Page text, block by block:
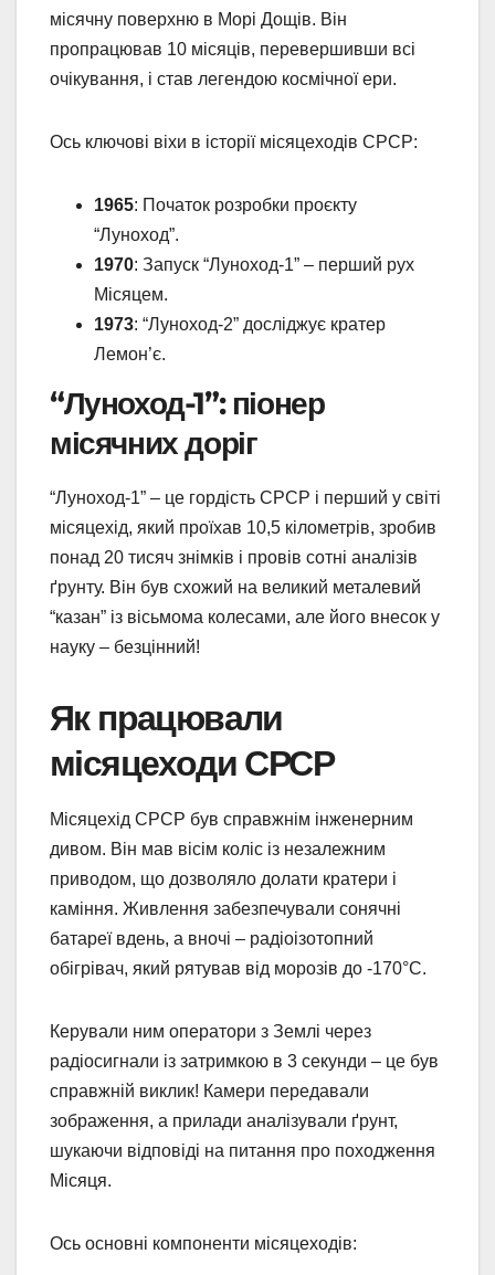
місячну поверхню в Морі Дощів. Він
пропрацював 10 місяців, перевершивши всі
очікування, і став легендою космічної ери.
Ось ключові віхи в історії місяцеходів СРСР:
1965: Початок розробки проєкту
“Луноход”.
1970: Запуск “Луноход-1” – перший рух
Місяцем.
1973: “Луноход-2” досліджує кратер
Лемон’є.
“Луноход-1”: піонер
місячних доріг
“Луноход-1” – це гордість СРСР і перший у світі
місяцехід, який проїхав 10,5 кілометрів, зробив
понад 20 тисяч знімків і провів сотні аналізів
ґрунту. Він був схожий на великий металевий
“казан” із вісьмома колесами, але його внесок у
науку – безцінний!
Як працювали
місяцеходи СРСР
Місяцехід СРСР був справжнім інженерним
дивом. Він мав вісім коліс із незалежним
приводом, що дозволяло долати кратери і
каміння. Живлення забезпечували сонячні
батареї вдень, а вночі – радіоізотопний
обігрівач, який рятував від морозів до -170°C.
Керували ним оператори з Землі через
радіосигнали із затримкою в 3 секунди – це був
справжній виклик! Камери передавали
зображення, а прилади аналізували ґрунт,
шукаючи відповіді на питання про походження
Місяця.
Ось основні компоненти місяцеходів: